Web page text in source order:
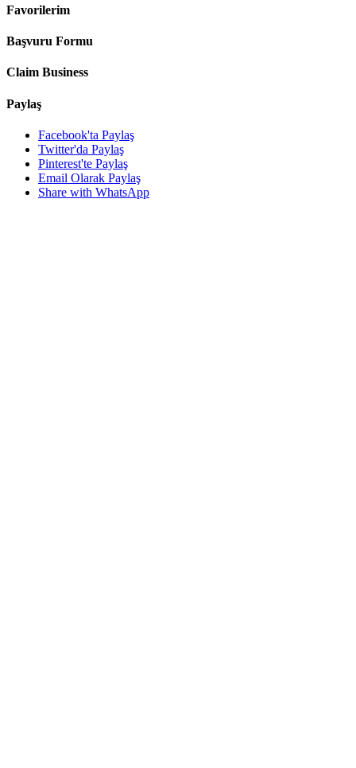
Favorilerim
Başvuru Formu
Claim Business
Paylaş
Facebook'ta Paylaş
Twitter'da Paylaş
Pinterest'te Paylaş
Email Olarak Paylaş
Share with WhatsApp